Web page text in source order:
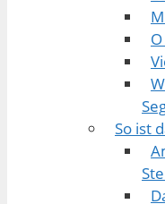
So ist